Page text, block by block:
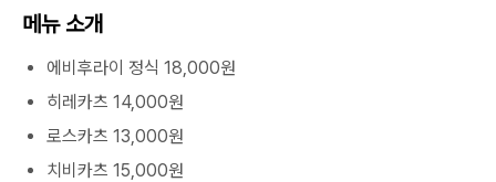
메뉴 소개
에비후라이 정식 18,000원
히레카츠 14,000원
로스카츠 13,000원
치비카츠 15,000원